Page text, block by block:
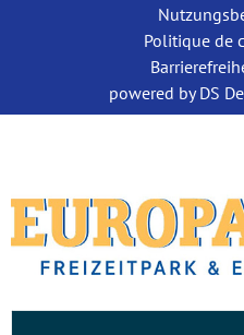
Politique de
powered by DS